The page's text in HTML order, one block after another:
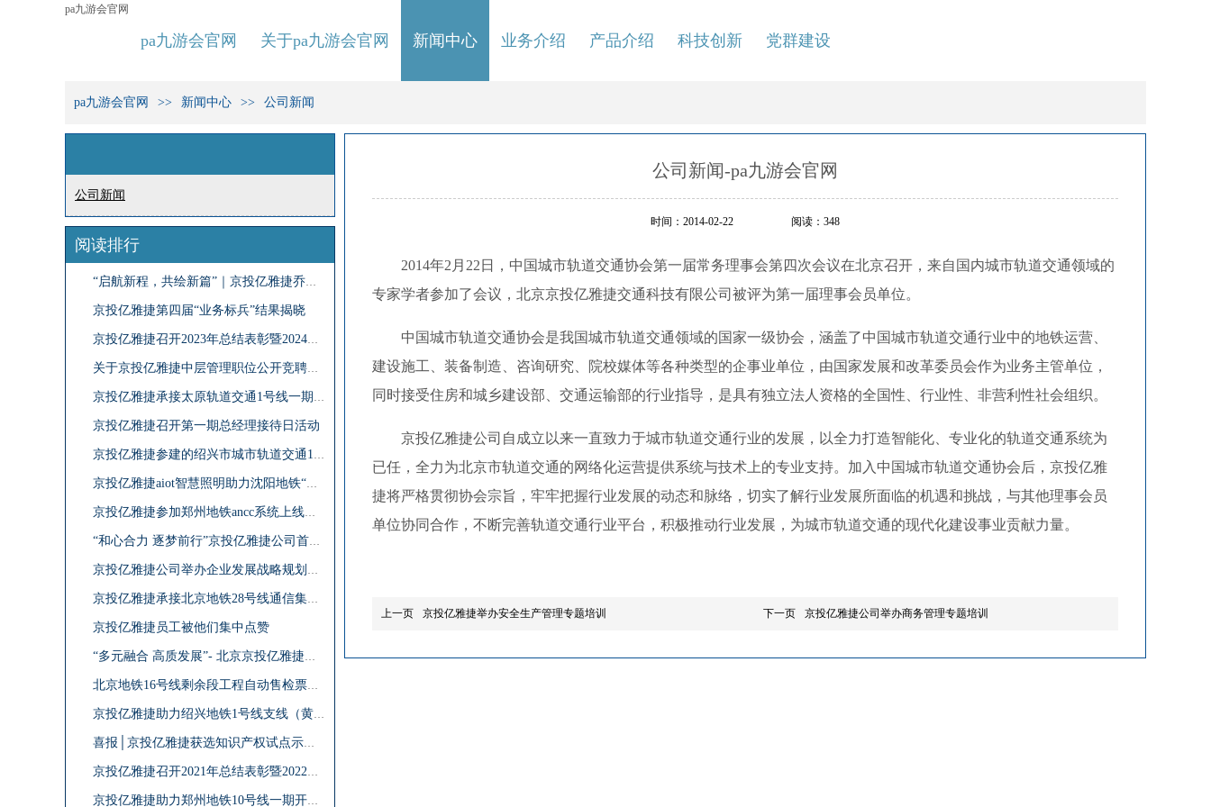
pa九游会官网
pa九游会官网 关于pa九游会官网 新闻中心 业务介绍 产品介绍 科技创新 党群建设
中
心
立
新
点，
开
新
局
面
pa九游会官网 新闻中心 公司新闻
公司新闻
阅读排行
“启航新程，共绘新篇”｜京投亿雅捷乔迁新址 双办公区布局助力未来新发展
京投亿雅捷第四届“业务标兵”结果揭晓
京投亿雅捷召开2023年总结表彰暨2024年工作部署会
关于京投亿雅捷中层管理职位公开竞聘结果的公示
京投亿雅捷承接太原轨道交通1号线一期工程自动售检票系统工程
京投亿雅捷召开第一期总经理接待日活动
京投亿雅捷参建的绍兴市城市轨道交通1号线主线工程荣获国家优质工程奖
京投亿雅捷aiot智慧照明助力沈阳地铁“绿智融合”发展 ――沈阳地铁1号线智慧照明项目交付运行
京投亿雅捷参加郑州地铁ancc系统上线启动仪式
“和心合力 逐梦前行”京投亿雅捷公司首届职工趣味运动会成功举办
京投亿雅捷公司举办企业发展战略规划研讨会
京投亿雅捷承接北京地铁28号线通信集成项目
京投亿雅捷员工被他们集中点赞
“多元融合 高质发展”- 北京京投亿雅捷亮相2024北京-南京国际城轨展
北京地铁16号线剩余段工程自动售检票系统竣工验收
京投亿雅捷助力绍兴地铁1号线支线（黄酒小镇站-大庆寺站）开通运营
喜报│京投亿雅捷获选知识产权试点示范单位
京投亿雅捷召开2021年总结表彰暨2022年工作部署会
京投亿雅捷助力郑州地铁10号线一期开通试运营
公司新闻-pa九游会官网
时间：2014-02-22 阅读：348
2014年2月22日，中国城市轨道交通协会第一届常务理事会第四次会议在北京召开，来自国内城市轨道交通领域的
专家学者参加了会议，北京京投亿雅捷交通科技有限公司被评为第一届理事会员单位。
中国城市轨道交通协会是我国城市轨道交通领域的国家一级协会，涵盖了中国城市轨道交通行业中的地铁运营、
建设施工、装备制造、咨询研究、院校媒体等各种类型的企事业单位，由国家发展和改革委员会作为业务主管单位，
同时接受住房和城乡建设部、交通运输部的行业指导，是具有独立法人资格的全国性、行业性、非营利性社会组织。
京投亿雅捷公司自成立以来一直致力于城市轨道交通行业的发展，以全力打造智能化、专业化的轨道交通系统为
已任，全力为北京市轨道交通的网络化运营提供系统与技术上的专业支持。加入中国城市轨道交通协会后，京投亿雅
捷将严格贯彻协会宗旨，牢牢把握行业发展的动态和脉络，切实了解行业发展所面临的机遇和挑战，与其他理事会员
单位协同合作，不断完善轨道交通行业平台，积极推动行业发展，为城市轨道交通的现代化建设事业贡献力量。
上一页 京投亿雅捷举办安全生产管理专题培训 下一页 京投亿雅捷公司举办商务管理专题培训